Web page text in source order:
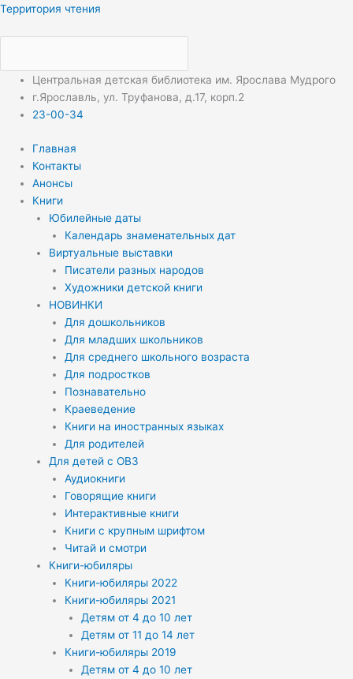
Перейти
Территория чтения
Центральная детская библиотека им. Ярослава Мудрого
г.Ярославль, ул. Труфанова, д.17, корп.2
23-00-34
Меню
Главная
Контакты
Анонсы
Книги
Юбилейные даты
Календарь знаменательных дат
Виртуальные выставки
Писатели разных народов
Художники детской книги
НОВИНКИ
Для дошкольников
Для младших школьников
Для среднего школьного возраста
Для подростков
Познавательно
Краеведение
Книги на иностранных языках
Для родителей
Для детей с ОВЗ
Аудиокниги
Говорящие книги
Интерактивные книги
Книги с крупным шрифтом
Читай и смотри
Книги-юбиляры
Книги-юбиляры 2022
Книги-юбиляры 2021
Детям от 4 до 10 лет
Детям от 11 до 14 лет
Книги-юбиляры 2019
Детям от 4 до 10 лет
Меню